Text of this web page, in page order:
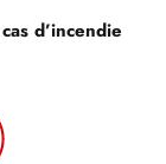
d’incendie